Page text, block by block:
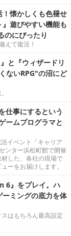
懐かしくも色褪せ
遊びやすい機能も
のにぴったり
えて復活！
と『ウィザードリ
ないRPG"の沼にど
仕事にするという
ームプログラマと
イベント「キャリア
ンター浜松町館で開催
した、各社の現場で
ーをお届けします。
6』をプレイ。ハ
ミングの底力を体
はもちろん最高設定